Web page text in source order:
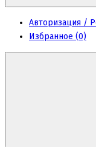
Авторизация /
Избранное (0)